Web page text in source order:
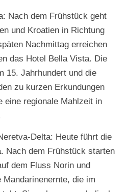
Nach dem Frühstück geht
und Kroatien in Richtung
Nachmittag erreichen
das Hotel Bella Vista. Die
15. Jahrhundert und die
zu kurzen Erkundungen
eine regionale Mahlzeit in
Delta: Heute führt die
Nach dem Frühstück starten
dem Fluss Norin und
die im